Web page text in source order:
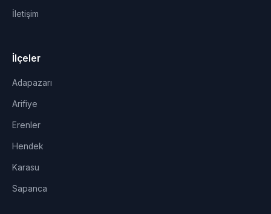
İletişim
İlçeler
Adapazarı
Arifiye
Erenler
Hendek
Karasu
Sapanca